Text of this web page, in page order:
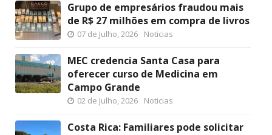
Grupo de empresários fraudou mais
de R$ 27 milhões em compra de livros
07 de Julho, 2026 Noticias
MEC credencia Santa Casa para
oferecer curso de Medicina em
Campo Grande
02 de Julho, 2026 Noticias
Costa Rica: Familiares pode solicitar